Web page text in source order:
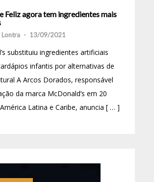
Feliz agora tem ingredientes mais
Lontra - 13/09/2021
substituiu ingredientes artificiais
infantis por alternativas de
A Arcos Dorados, responsável
da marca McDonald’s em 20
Latina e Caribe, anuncia [ … ]